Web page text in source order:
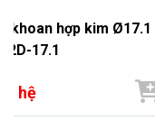
khoan hợp kim Ø17.1
2D-17.1
hệ